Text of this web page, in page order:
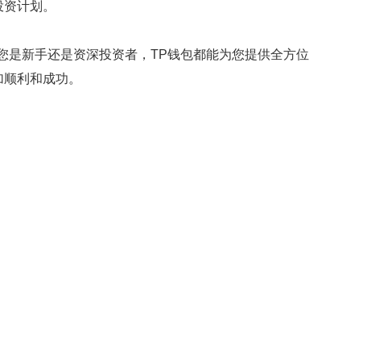
计划。
新手还是资深投资者，TP钱包都能为您提供全方位
利和成功。